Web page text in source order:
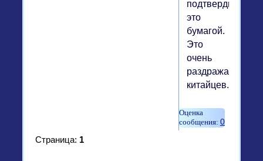
подтвердили
это
бумагой.
Это
очень
раздражает
китайцев.
0
Страница: 1